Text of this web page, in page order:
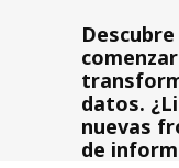
datos.
nuevas
de